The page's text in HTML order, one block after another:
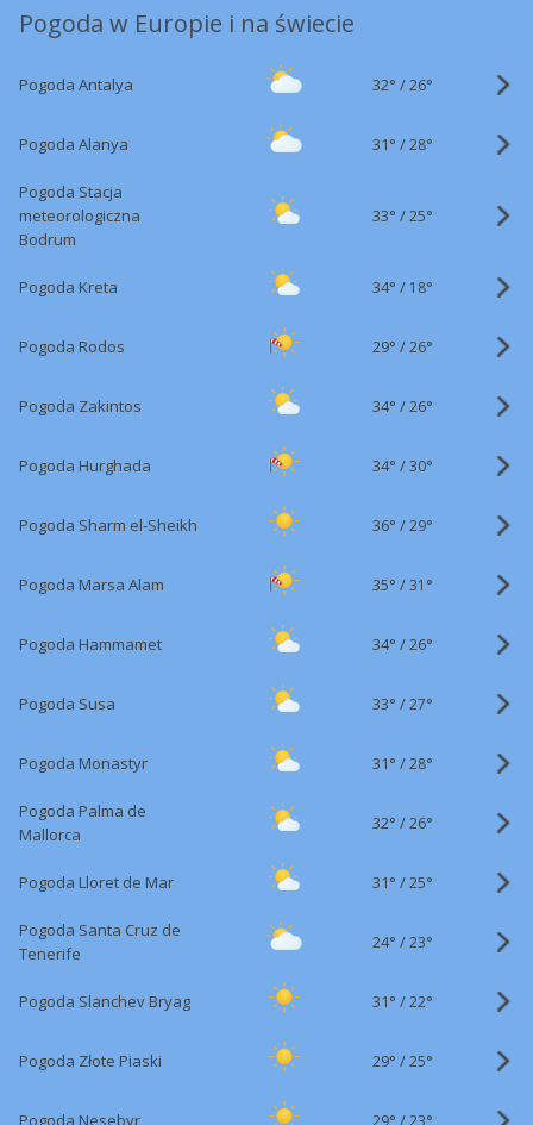
Pogoda w Europie i na świecie
Pogoda Antalya 32° /26°
Pogoda Alanya 31° /28°
Pogoda Stacja
meteorologiczna
Bodrum
33° /25°
Pogoda Kreta 34° / 18°
Pogoda Rodos 29° /26°
Pogoda Zakintos 34° /26°
Pogoda Hurghada 34° /30°
Pogoda Sharm el-Sheikh 36° /29°
Pogoda Marsa Alam 35° /31°
Pogoda Hammamet 34° /26°
Pogoda Susa 33° /27°
Pogoda Monastyr 31° /28°
Pogoda Palma de
Mallorca
32° /26°
Pogoda Lloret de Mar 31° /25°
Pogoda Santa Cruz de
Tenerife
24° /23°
Pogoda Slanchev Bryag 31° /22°
Pogoda Złote Piaski 29° /25°
Pogoda Nesebyr 29° /23°